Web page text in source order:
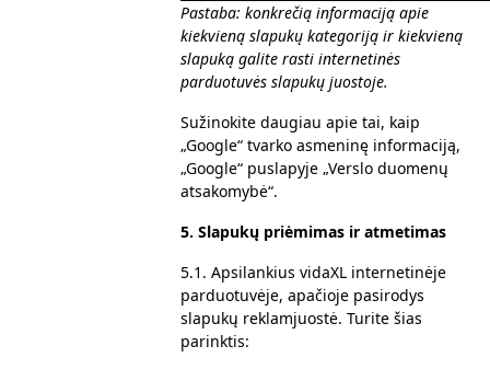
Pastaba: konkrečią informaciją apie
kiekvieną slapukų kategoriją ir kiekvieną
slapuką galite rasti internetinės
parduotuvės slapukų juostoje.
Sužinokite daugiau apie tai, kaip
„Google“ tvarko asmeninę informaciją,
„Google“ puslapyje „Verslo duomenų
atsakomybė“.
5. Slapukų priėmimas ir atmetimas
5.1. Apsilankius vidaXL internetinėje
parduotuvėje, apačioje pasirodys
slapukų reklamjuostė. Turite šias
parinktis: